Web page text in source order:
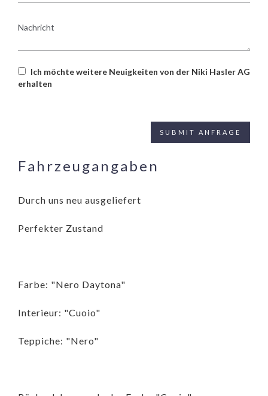
Ich möchte weitere Neuigkeiten von der Niki Hasler AG
erhalten
Fahrzeugangaben
Durch uns neu ausgeliefert
Perfekter Zustand
Farbe: "Nero Daytona"
Interieur: "Cuoio"
Teppiche: "Nero"